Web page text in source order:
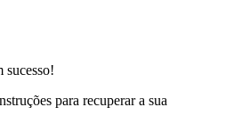
sucesso!
para recuperar a sua